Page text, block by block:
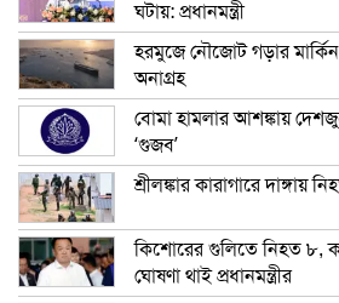
ঘটায়: প্রধানমন্ত্রী
হরমুজে নৌজোট গড়ার
অনাগ্রহ
বোমা হামলার আশঙ্কায়
‘গুজব’
শ্রীলঙ্কার কারাগারে
কিশোরের গুলিতে নিহত ৮,
ঘোষণা থাই প্রধানমন্ত্রীর